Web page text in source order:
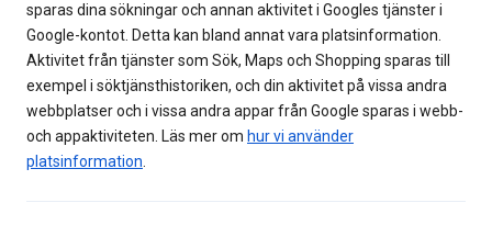
sparas dina sökningar och annan aktivitet i Googles tjänster i
Google-kontot. Detta kan bland annat vara platsinformation.
Aktivitet från tjänster som Sök, Maps och Shopping sparas till
exempel i söktjänsthistoriken, och din aktivitet på vissa andra
webbplatser och i vissa andra appar från Google sparas i webb-
och appaktiviteten. Läs mer om hur vi använder
platsinformation